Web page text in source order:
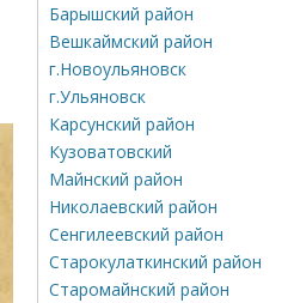
Барышский район
Вешкаймский район
г.Новоульяновск
г.Ульяновск
Карсунский район
Кузоватовский
Майнский район
Николаевский район
Сенгилеевский район
Старокулаткинский район
Старомайнский район